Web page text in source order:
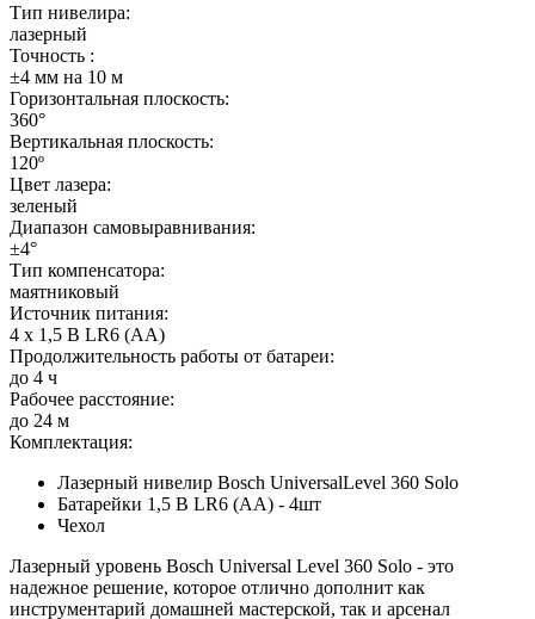
Тип нивелира:
лазерный
Точность :
±4 мм на 10 м
Горизонтальная плоскость:
360°
Вертикальная плоскость:
120º
Цвет лазера:
зеленый
Диапазон самовыравнивания:
±4°
Тип компенсатора:
маятниковый
Источник питания:
4 x 1,5 В LR6 (AA)
Продолжительность работы от батареи:
до 4 ч
Рабочее расстояние:
до 24 м
Комплектация:
Лазерный нивелир Bosch UniversalLevel 360 Solo
Батарейки 1,5 В LR6 (AA) - 4шт
Чехол
Лазерный уровень Bosch Universal Level 360 Solo - это
надежное решение, которое отлично дополнит как
инструментарий домашней мастерской, так и арсенал